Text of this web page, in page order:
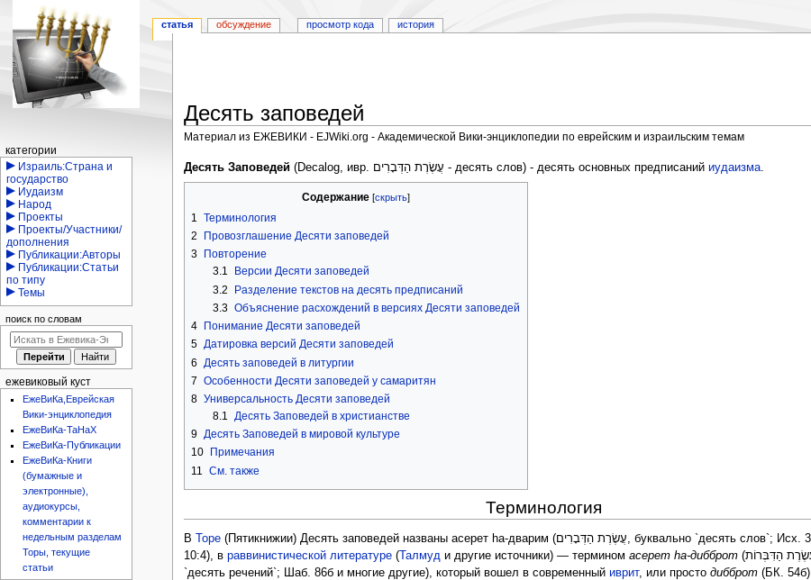
Десять заповедей
Материал из ЕЖЕВИКИ - EJWiki.org - Академической Вики-энциклопедии по еврейским и израильским темам
Перейти
к
Перейти
к
Десять Заповедей (Decalog, ивр. עֲשֶׂרֶת הַדְּבָרִים - десять слов) - десять основных предписанийиудаизма.
Содержание
1 Терминология
2
Провозглашение Десяти заповедей
3
Повторение
3.1
Версии Десяти заповедей
3.2
Разделение текстов на десять предписаний
3.3 Объяснение расхождений в версиях Десяти заповедей
4
Понимание Десяти заповедей
5 Датировка версий Десяти заповедей
6
Десять заповедей в литургии
7 Особенности Десяти заповедей у самаритян
8 Универсальность Десяти заповедей
8.1 Десять Заповедей в христианстве
9 Десять Заповедей в мировой культуре
10
Примечания
11
См. также
Терминология
ВТоре (Пятикнижии) Десять заповедей названы асерет hа-дварим (עֲשֶׂרֶת הַדְּבָרִים, буквально `десять слов`; Исх. 34:28; Втор. 4:13;
10:4), враввинистической литературе (Талмуд и другие источники) — терминомасерет hа-дибброт (עֲשֶׂרֶת הַדִּבְּרוֹת, буквально
`десять речений`; Шаб. 86б и многие другие), который вошел в современныйиврит, или простодибброт (БК. 54б).
Навигация
статья обсуждение просмотр кода история
категории
Израиль:Страна и
государство
Иудаизм
Народ
Проекты
Проекты/Участники/
дополнения
Публикации:Авторы
Публикации:Статьи
по типу
Темы
поиск по словам
ежевиковый куст
ЕжеВиКа,Еврейская
Вики-энциклопедия
ЕжеВиКа-ТаНаХ
ЕжеВиКа-Публикации
ЕжеВиКа-Книги
(бумажные и
электронные),
аудиокурсы,
комментарии к
недельным разделам
Торы, текущие
статьи